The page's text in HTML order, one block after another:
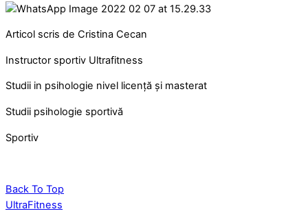
Articol scris de Cristina Cecan
Instructor sportiv Ultrafitness
Studii in psihologie nivel licență și masterat
Studii psihologie sportivă
Sportiv
Back To Top
UltraFitness